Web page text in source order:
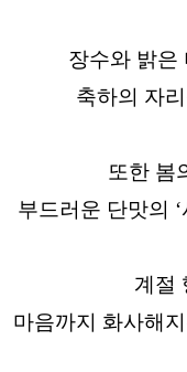
장수와 밝은
축하의 자
또한 봄
부드러운 단맛의
계절
마음까지 화사해